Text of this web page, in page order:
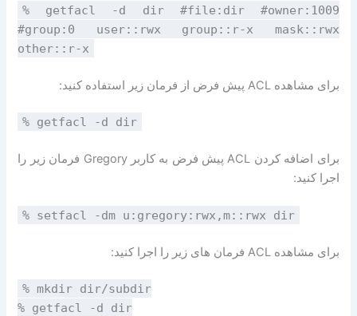
% getfacl -d dir #file:dir #owner:1009
#group:0 user::rwx group::r-x mask::rwx
other::r-x
برای مشاهده ACL پیش فرض از فرمان زیر استفاده کنید:
% getfacl -d dir
برای اضافه کردن ACL پیش فرض به کاربر Gregory فرمان زیر را
اجرا کنید:
% setfacl -dm u:gregory:rwx,m::rwx dir
برای مشاهده ACL فرمان های زیر را اجرا کنید:
% mkdir dir/subdir
% getfacl -d dir